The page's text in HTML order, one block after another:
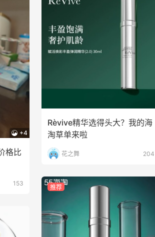
+4
格比
153
Rèvive精华选得头大？我的海
淘草单来啦
花之舞 204
推荐
极划算的高露洁牙膏～
最好吃的～滋滋冒油非常